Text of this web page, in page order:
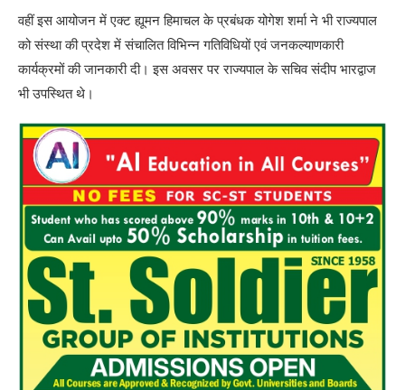
वहीं इस आयोजन में एक्ट ह्यूमन हिमाचल के प्रबंधक योगेश शर्मा ने भी राज्यपाल
को संस्था की प्रदेश में संचालित विभिन्न गतिविधियों एवं जनकल्याणकारी
कार्यक्रमों की जानकारी दी। इस अवसर पर राज्यपाल के सचिव संदीप भारद्वाज
भी उपस्थित थे।